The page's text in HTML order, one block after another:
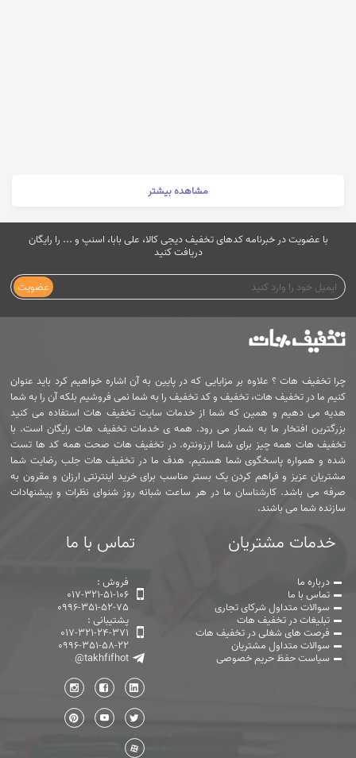
مشاهده بیشتر
با عضویت در خبرنامه کدهای تخفیف دیجی کالا، علی بابا، اسنپ و ... را رایگان
دریافت کنید
عضویت
چرا تخفیف هات ؟ علاوه بر مزایایی که در پایین به آن اشاره خواهیم کرد باید عنوان
کنیم ما در تخفیف هات، تخفیف و کد تخفیف را به شما نمی فروشیم بلکه آن را به شما
هدیه می دهیم و همین که شما از خدمات سایت تخفیف هات استفاده می کنید
بزرگترین افتخار ما به شمار می رود. همه ی خدمات تخفیف هات رایگان است. با
تخفیف هات همه چیز برای شما ارزونتره. در تخفیف هات صحت همه کد ها تست
شده و همواره پاسخگوی شما هستیم. هدف ما در تخفیف هات جلب رضایت شما
مشتریان عزیز و فراهم کردن یک بستر مناسب برای خرید اینترنتی ارزان و مقرون به
صرفه می باشد. کارشناسان ما در هر ساعت شبانه روز شنوای نظرات و پیشنهادات
سازنده شما می باشند.
خدمات مشتریان
درباره ما
تماس با ما
سوالات متداول شرکای تجاری
تبلیغات در تخفیف هات
فرصت های شغلی در تخفیف هات
سوالات متداول مشتریان
سیاست حفظ حریم خصوصی
تماس با ما
فروش :
017-321-51-106
0996-351-52-75
پشتیبانی :
017-321-24-371
0996-351-58-22
@takhfifhot